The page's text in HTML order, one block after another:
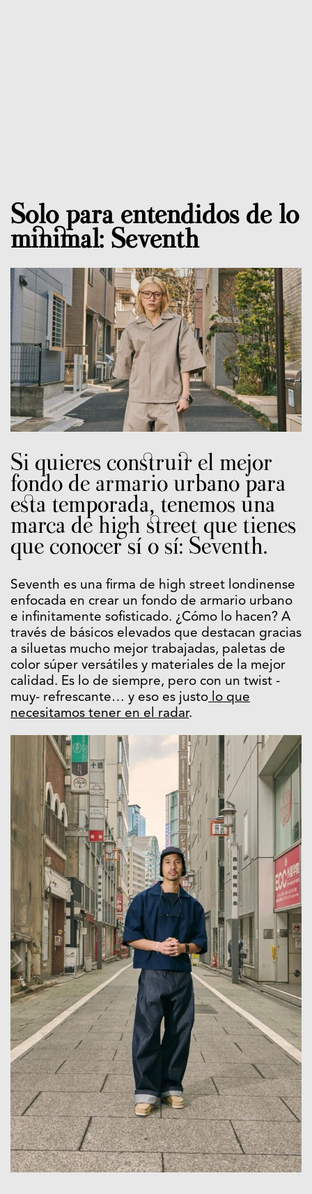
Solo para entendidos de lo
minimal: Seventh
Si quieres construir el mejor
fondo de armario urbano para
esta temporada, tenemos una
marca de high street que tienes
que conocer sí o sí: Seventh.
Seventh es una firma de high street londinense
enfocada en crear un fondo de armario urbano
e infinitamente sofisticado. ¿Cómo lo hacen? A
través de básicos elevados que destacan gracias
a siluetas mucho mejor trabajadas, paletas de
color súper versátiles y materiales de la mejor
calidad. Es lo de siempre, pero con un twist -
muy- refrescante… y eso es justo lo que
necesitamos tener en el radar.